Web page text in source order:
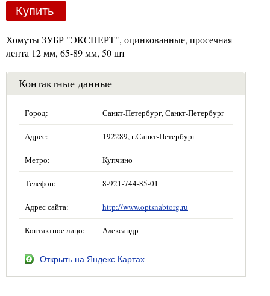
Купить
Хомуты ЗУБР "ЭКСПЕРТ", оцинкованные, просечная
лента 12 мм, 65-89 мм, 50 шт
Контактные данные
Город: Санкт-Петербург, Санкт-Петербург
Адрес: 192289, г.Санкт-Петербург
Метро: Купчино
Телефон: 8-921-744-85-01
Адрес сайта: http://www.optsnabtorg.ru
Контактное лицо: Александр
Открыть на Яндекс.Картах